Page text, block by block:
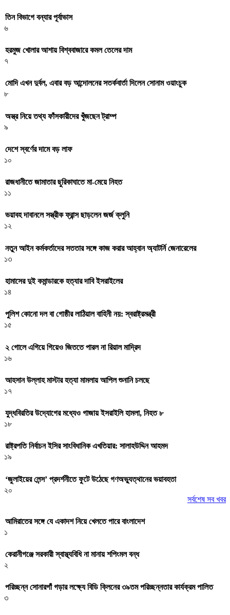
তিন বিভাগে বন্যার পূর্বাভাস
৬
হরমুজ খোলার আশায় বিশ্ববাজারে কমল তেলের দাম
৭
মোদি এখন দুর্বল, এবার বড় আন্দোলনের সতর্কবার্তা দিলেন সোনাম ওয়াংচুক
৮
অস্ত্র নিয়ে তথ্য ফাঁসকারীদের খুঁজছেন ট্রাম্প
৯
দেশে স্বর্ণের দামে বড় লাফ
১০
রাজধানীতে জামাতার ছুরিকাঘাতে মা-মেয়ে নিহত
১১
ভয়াবহ দাবানলে সস্ত্রীক ফ্রান্স ছাড়লেন জর্জ ক্লুনি
১২
নতুন আইন কর্মকর্তাদের সততার সঙ্গে কাজ করার আহ্বান অ্যাটর্নি জেনারেলের
১৩
হামাসের দুই কমান্ডারকে হত্যার দাবি ইসরাইলের
১৪
পুলিশ কোনো দল বা গোষ্ঠীর লাঠিয়াল বাহিনী নয়: স্বরাষ্ট্রমন্ত্রী
১৫
২ গোলে এগিয়ে গিয়েও জিততে পারল না রিয়াল মাদ্রিদ
১৬
আহসান উল্লাহ মাস্টার হত্যা মামলায় আপিল শুনানি চলছে
১৭
যুদ্ধবিরতির উদ্যোগের মধ্যেও গাজায় ইসরাইলি হামলা, নিহত ৮
১৮
রাষ্ট্রপতি নির্বাচন ইসির সাংবিধানিক এখতিয়ার: সালাহউদ্দিন আহমদ
১৯
‘জুলাইয়ের লেন্স’ প্রদর্শনীতে ফুটে উঠেছে গণঅভ্যুত্থানের ভয়াবহতা
২০
সর্বশেষ সব খবর
আমিরাতের সঙ্গে যে একাদশ নিয়ে খেলতে পারে বাংলাদেশ
১
কেরানীগঞ্জে সরকারী স্বাস্থ্যবিধি না মানায় শপিংমল বন্ধ
২
পরিচ্ছন্ন সোনারগাঁ গড়ার লক্ষ্যে বিডি ক্লিনের ৩৯তম পরিচ্ছন্নতার কার্যক্রম পালিত
৩